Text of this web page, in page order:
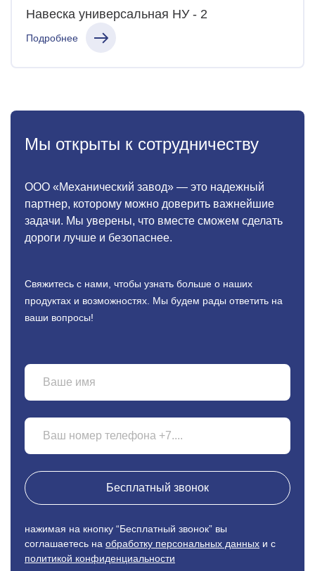
Навеска универсальная НУ - 2
Подробнее
Мы открыты к сотрудничеству
ООО «Механический завод» — это надежный
партнер, которому можно доверить важнейшие
задачи. Мы уверены, что вместе сможем сделать
дороги лучше и безопаснее.
Свяжитесь с нами, чтобы узнать больше о наших
продуктах и возможностях. Мы будем рады ответить на
ваши вопросы!
Бесплатный звонок
нажимая на кнопку “Бесплатный звонок” вы
соглашаетесь на обработку персональных данных и с
политикой конфиденциальности